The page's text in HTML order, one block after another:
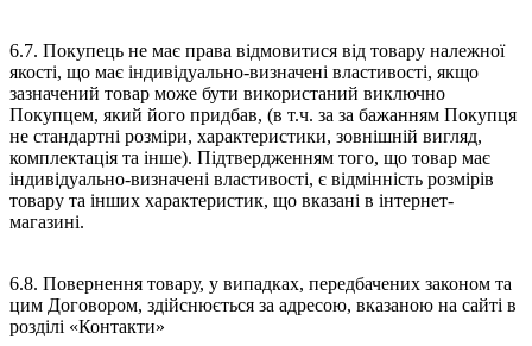
6.7. Покупець не має права відмовитися від товару належної
якості, що має індивідуально-визначені властивості, якщо
зазначений товар може бути використаний виключно
Покупцем, який його придбав, (в т.ч. за за бажанням Покупця
не стандартні розміри, характеристики, зовнішній вигляд,
комплектація та інше). Підтвердженням того, що товар має
індивідуально-визначені властивості, є відмінність розмірів
товару та інших характеристик, що вказані в інтернет-
магазині.
6.8. Повернення товару, у випадках, передбачених законом та
цим Договором, здійснюється за адресою, вказаною на сайті в
розділі «Контакти»